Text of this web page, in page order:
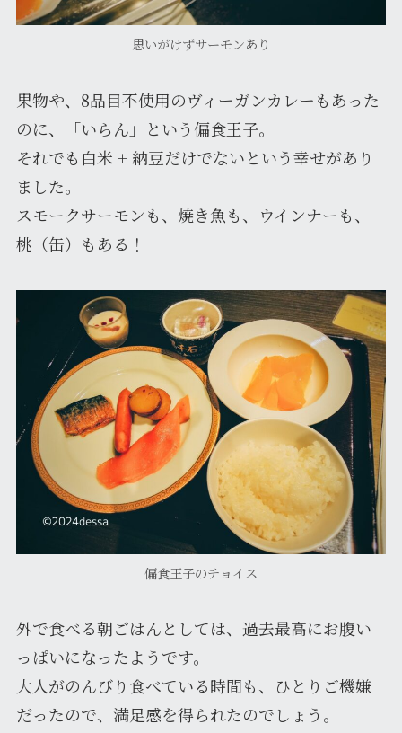
思いがけずサーモンあり
果物や、8品目不使用のヴィーガンカレーもあった
のに、「いらん」という偏食王子。
それでも白米 + 納豆だけでないという幸せがあり
ました。
スモークサーモンも、焼き魚も、ウインナーも、
桃（缶）もある！
偏食王子のチョイス
外で食べる朝ごはんとしては、過去最高にお腹い
っぱいになったようです。
大人がのんびり食べている時間も、ひとりご機嫌
だったので、満足感を得られたのでしょう。